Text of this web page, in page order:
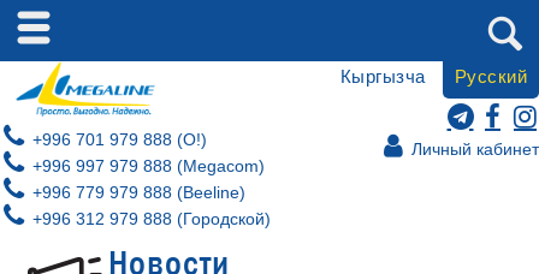
Личный кабинет
+996 701 979 888 (O!)
+996 997 979 888 (Megacom)
+996 779 979 888 (Beeline)
+996 312 979 888 (Городской)
Кыргызча Русский
Новости